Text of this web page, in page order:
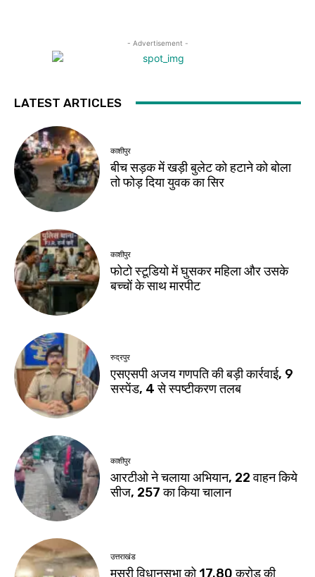
- Advertisement -
LATEST ARTICLES
काशीपुर
बीच सड़क में खड़ी बुलेट को हटाने को बोला
तो फोड़ दिया युवक का सिर
काशीपुर
फोटो स्टूडियो में घुसकर महिला और उसके
बच्चों के साथ मारपीट
रुद्रपुर
एसएसपी अजय गणपति की बड़ी कार्रवाई, 9
सस्पेंड, 4 से स्पष्टीकरण तलब
काशीपुर
आरटीओ ने चलाया अभियान, 22 वाहन किये
सीज, 257 का किया चालान
उत्तराखंड
मसूरी विधानसभा को 17.80 करोड़ की